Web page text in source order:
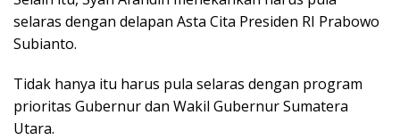
selaras dengan delapan Asta Cita Presiden RI Prabowo
Subianto.
Tidak hanya itu harus pula selaras dengan program
prioritas Gubernur dan Wakil Gubernur Sumatera
Utara.